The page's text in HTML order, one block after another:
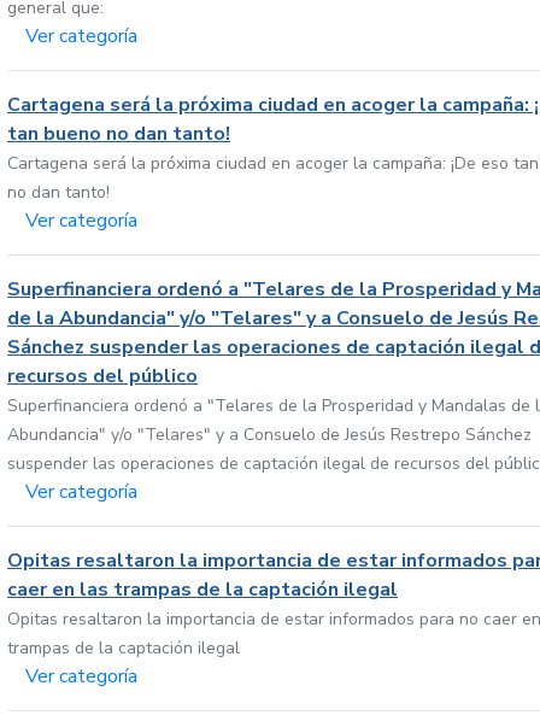
general que:
Ver categoría
Cartagena será la próxima ciudad en acoger la campaña:
tan bueno no dan tanto!
Cartagena será la próxima ciudad en acoger la campaña: ¡De eso
no dan tanto!
Ver categoría
Superfinanciera ordenó a "Telares de la Prosperidad y
de la Abundancia" y/o "Telares" y a Consuelo de Jesús
Sánchez suspender las operaciones de captación ilegal
recursos del público
Superfinanciera ordenó a "Telares de la Prosperidad y Mandalas de
Abundancia" y/o "Telares" y a Consuelo de Jesús Restrepo Sánchez
suspender las operaciones de captación ilegal de recursos del
Ver categoría
Opitas resaltaron la importancia de estar informados
caer en las trampas de la captación ilegal
Opitas resaltaron la importancia de estar informados para no caer
trampas de la captación ilegal
Ver categoría